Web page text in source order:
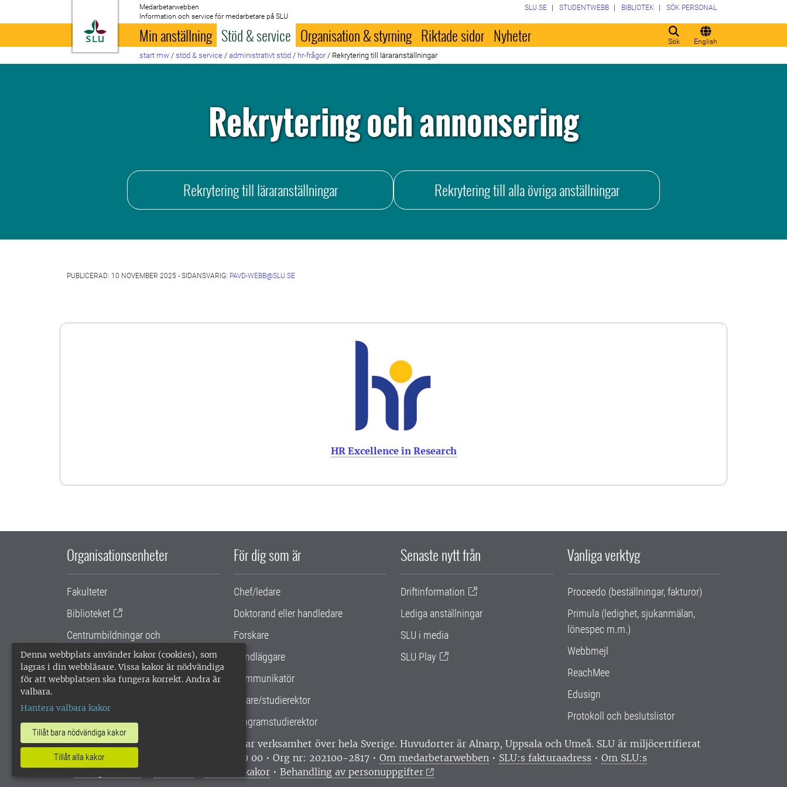
Denna webbplats använder kakor (cookies), som
lagras i din webbläsare. Vissa kakor är nödvändiga
för att webbplatsen ska fungera korrekt. Andra är
valbara.
Hantera valbara kakor
Tillåt bara nödvändiga kakor
Tillåt alla kakor
Till startsida
Medarbetarwebben
Information och service för medarbetare på SLU
Sök English
SLU.SE STUDENTWEBB BIBLIOTEK SÖK PERSONAL
Min anställning Stöd & service Organisation & styrning Riktade sidor Nyheter
start mw / stöd & service / administrativt stöd / hr-frågor / Rekrytering till läraranställningar
Rekrytering och annonsering
Rekrytering till läraranställningar Rekrytering till alla övriga anställningar
PUBLICERAD: 10 NOVEMBER 2025 - SIDANSVARIG: PAVD-WEBB@SLU.SE
HR Excellence in Research
Organisationsenheter
Fakulteter
Biblioteket
Centrumbildningar och
samarbetsprojekt
Gemensamma verksamhetsstödet
För dig som är
Chef/ledare
Doktorand eller handledare
Forskare
Handläggare
Kommunikatör
Lärare/studierektor
Programstudierektor
Senaste nytt från
Driftinformation
Lediga anställningar
SLU i media
SLU Play
Vanliga verktyg
Proceedo (beställningar, fakturor)
Primula (ledighet, sjukanmälan,
lönespec m.m.)
Webbmejl
ReachMee
Edusign
Protokoll och beslutslistor
SLU, Sveriges lantbruksuniversitet, har verksamhet över hela Sverige. Huvudorter är Alnarp, Uppsala och Umeå. SLU är miljöcertifierat
enligt ISO 14001. •
Telefon: 018-67 10 00 • Org nr: 202100-2817 • Om medarbetarwebben • SLU:s fakturaadress • Om SLU:s
Hantera kakor •Behandling av personuppgifter